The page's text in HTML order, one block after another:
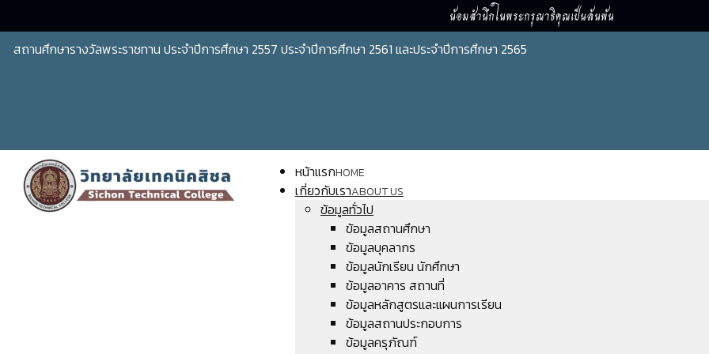
น้อมสำนึกในพระกรุณาธิคุณเป็นล้นพ้น
สถานศึกษารางวัลพระราชทาน ประจำปีการศึกษา 2557 ประจำปีการศึกษา 2561 และประจำปีการศึกษา 2565
หน้าแรกHOME
เกี่ยวกับเราABOUT US
ข้อมูลทั่วไป
ข้อมูลสถานศึกษา
ข้อมูลบุคลากร
ข้อมูลนักเรียน นักศึกษา
ข้อมูลอาคาร สถานที่
ข้อมูลหลักสูตรและแผนการเรียน
ข้อมูลสถานประกอบการ
ข้อมูลครุภัณฑ์